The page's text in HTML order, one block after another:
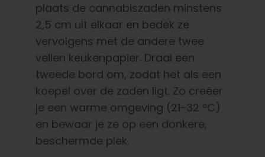
plaats de cannabiszaden minstens
2,5 cm uit elkaar en bedek ze
vervolgens met de andere twee
vellen keukenpapier. Draai een
tweede bord om, zodat het als een
koepel over de zaden ligt. Zo creëer
je een warme omgeving (21-32 °C)
en bewaar je ze op een donkere,
beschermde plek.